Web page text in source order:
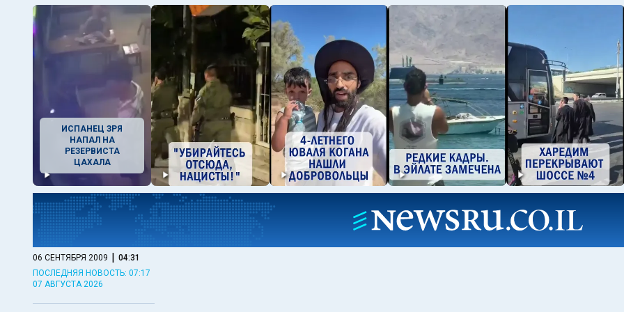
ИСПАНЕЦ ЗРЯ
НАПАЛ НА
РЕЗЕРВИСТА
ЦАХАЛА
06 СЕНТЯБРЯ 2009 | 04:31
ПОСЛЕДНЯЯ НОВОСТЬ: 07:17
07 АВГУСТА 2026